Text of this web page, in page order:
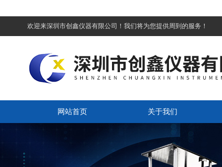
欢迎来深圳市创鑫仪器有限公司！我们将为您提供周到的服务！
网站首页 关于我们